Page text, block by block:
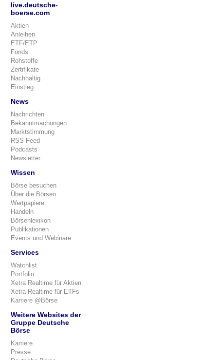
live.deutsche-
boerse.com
Aktien
Anleihen
ETF/ETP
Fonds
Rohstoffe
Zertifikate
Nachhaltig
Einstieg
News
Nachrichten
Bekanntmachungen
Marktstimmung
RSS-Feed
Podcasts
Newsletter
Wissen
Börse besuchen
Über die Börsen
Wertpapiere
Handeln
Börsenlexikon
Publikationen
Events und Webinare
Services
Watchlist
Portfolio
Xetra Realtime für Aktien
Xetra Realtime für ETFs
Karriere @Börse
Weitere Websites der
Gruppe Deutsche
Börse
Karriere
Presse